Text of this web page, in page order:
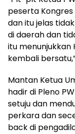
peserta
dan itu jelas
di daerah dan
itu menunjukkan
kembali
Mantan Ketua
hadir di Pleno
setuju dan
perkara dan
back di